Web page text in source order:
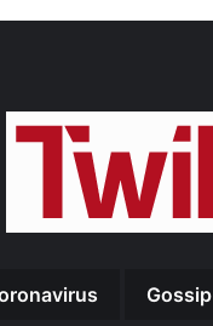
Gossip